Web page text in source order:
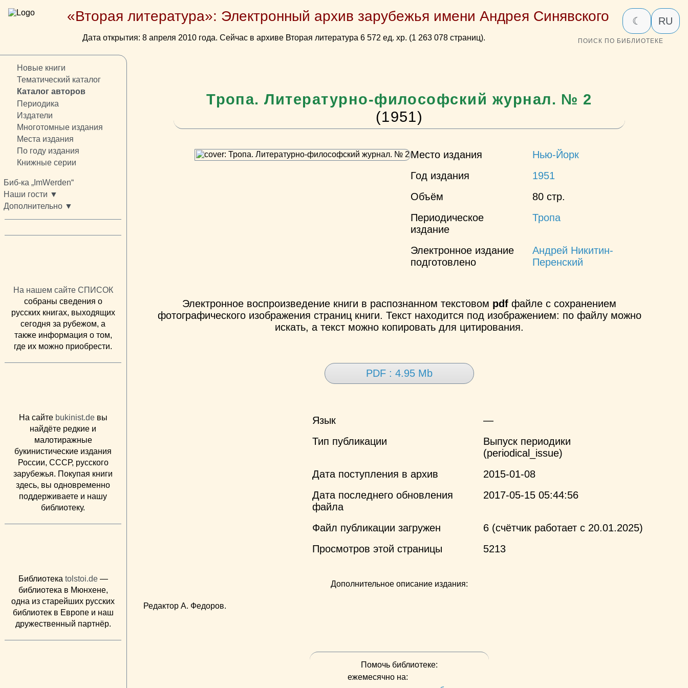
«Вторая литература»: Электронный архив зарубежья имени Андрея Синявского
Дата открытия: 8 апреля 2010 года. Сейчас в архиве Вторая литература 6 572 ед. хр. (1 263 078 страниц).
☾ RU
ПОИСК ПО БИБЛИОТЕКЕ
Новые книги
Тематический каталог
Каталог авторов
Периодика
Издатели
Многотомные издания
Места издания
По году издания
Книжные серии
Биб-ка „ImWerden“
Наши гости ▼
Дополнительно ▼
На нашем сайте СПИСОК
собраны сведения о
русских книгах, выходящих
сегодня за рубежом, а
также информация о том,
где их можно приобрести.
На сайте bukinist.deвы
найдёте редкие и
малотиражные
букинистические издания
России, СССР, русского
зарубежья. Покупая книги
здесь, вы одновременно
поддерживаете и нашу
библиотеку.
Библиотека tolstoi.de—
библиотека в Мюнхене,
одна из старейших русских
библиотек в Европе и наш
дружественный партнёр.
Тропа. Литературно-философский журнал. № 2
(1951)
Место издания
Нью-Йорк
Год издания
1951
Объём
80 стр.
Периодическое
издание
Тропа
Электронное издание
подготовлено
Андрей Никитин-
Перенский
Электронное воспроизведение книги в распознанном текстовом pdf файле с сохранением
фотографического изображения страниц книги. Текст находится под изображением: по файлу можно
искать, а текст можно копировать для цитирования.
PDF : 4.95 Mb
Язык
—
Тип публикации
Выпуск периодики
(periodical_issue)
Дата поступления в архив
2015-01-08
Дата последнего обновления
файла
2017-05-15 05:44:56
Файл публикации загружен
6 (счётчик работает с 20.01.2025)
Просмотров этой страницы
5213
Дополнительное описание издания:
Редактор А. Федоров.
Помочь библиотеке:
ежемесячно на: